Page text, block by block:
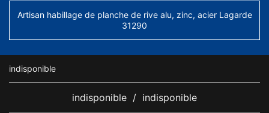
Artisan habillage de planche de rive alu, zinc, acier Lagarde
31290
indisponible
indisponible / indisponible